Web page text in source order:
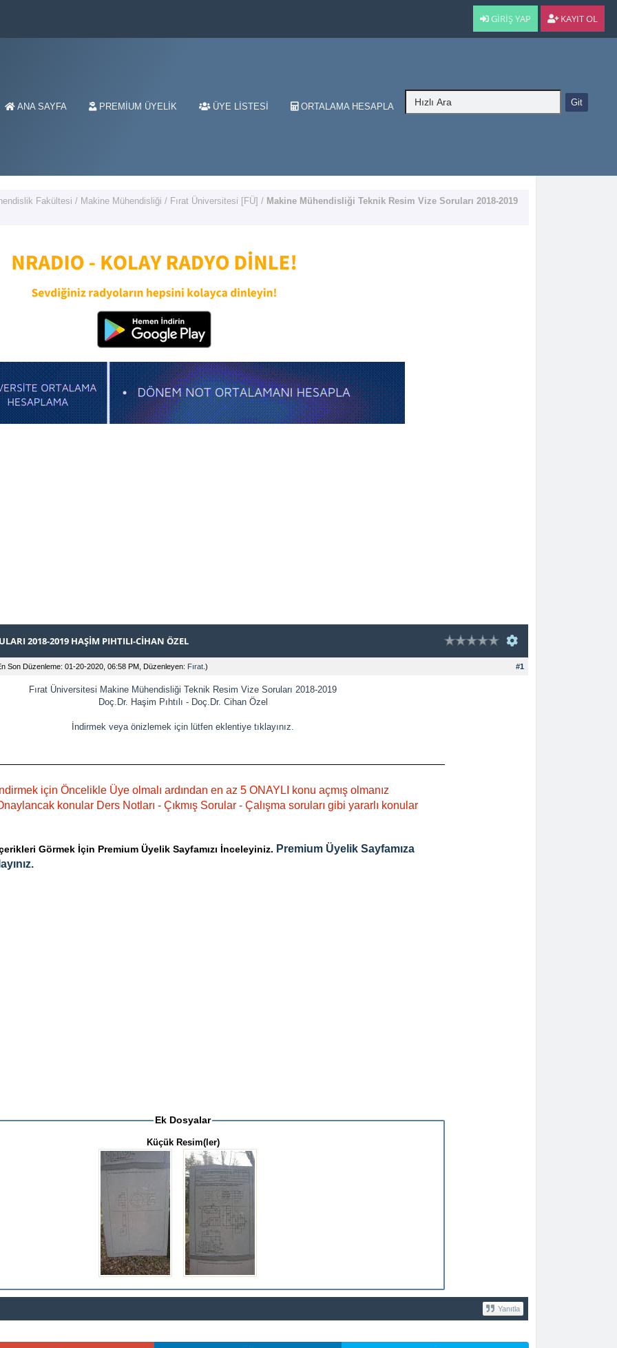
GIRIŞ YAP KAYIT OL
ANA SAYFA PREMIUM ÜYELIK ÜYE LISTESI ORTALAMA HESAPLA
Fakültesi / Makine Mühendisliği / Fırat Üniversitesi [FÜ] / Makine Mühendisliği Teknik Resim Vize Soruları 2018-2019
2018-2019 HAŞIM PIHTILI-CIHAN ÖZEL
#1
Son Düzenleme: 01-20-2020, 06:58 PM, Düzenleyen: Fırat .)
Fırat Üniversitesi Makine Mühendisliği Teknik Resim Vize Soruları 2018-2019
Doç.Dr. Haşim Pıhtılı - Doç.Dr. Cihan Özel
İndirmek veya önizlemek için lütfen eklentiye tıklayınız.
için Öncelikle Üye olmalı ardından en az 5 ONAYLI konu açmış olmanız
konular Ders Notları - Çıkmış Sorular - Çalışma soruları gibi yararlı konular
Görmek İçin Premium Üyelik Sayfamızı İnceleyiniz. Premium Üyelik Sayfamıza
Ek Dosyalar
Küçük Resim(ler)
Yanıtla